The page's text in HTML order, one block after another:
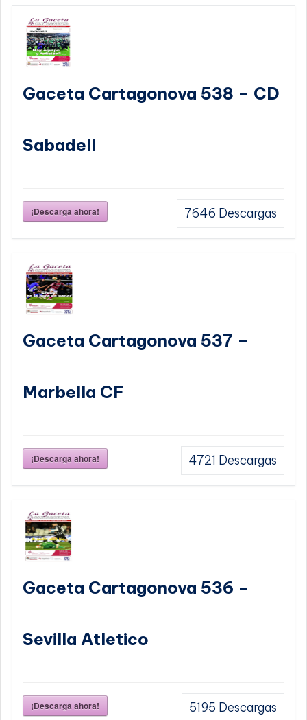
Gaceta Cartagonova 538 – CD
Sabadell
¡Descarga ahora! 7646 Descargas
Gaceta Cartagonova 537 –
Marbella CF
¡Descarga ahora! 4721 Descargas
Gaceta Cartagonova 536 –
Sevilla Atletico
¡Descarga ahora! 5195 Descargas